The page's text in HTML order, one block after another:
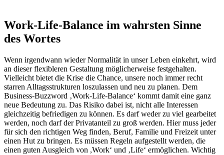
Work-Life-Balance im wahrsten Sinne
des Wortes
Wenn irgendwann wieder Normalität in unser Leben einkehrt, wird
an dieser flexibleren Gestaltung möglicherweise festgehalten.
Vielleicht bietet die Krise die Chance, unsere noch immer recht
starren Alltagsstrukturen loszulassen und neu zu planen. Dem
Business-Buzzword ‚Work-Life-Balance‘ kommt damit eine ganz
neue Bedeutung zu. Das Risiko dabei ist, nicht alle Interessen
gleichzeitig befriedigen zu können. Es darf weder zu viel gearbeitet
werden, noch darf der Privatanteil zu groß werden. Hier muss jeder
für sich den richtigen Weg finden, Beruf, Familie und Freizeit unter
einen Hut zu bringen. Es müssen Regeln aufgestellt werden, die
einen guten Ausgleich von ,Work‘ und ‚Life‘ ermöglichen. Wichtig